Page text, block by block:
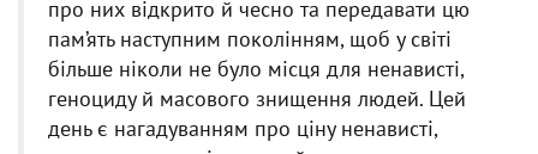
про них відкрито й чесно та передавати цю
пам’ять наступним поколінням, щоб у світі
більше ніколи не було місця для ненависті,
геноциду й масового знищення людей. Цей
день є нагадуванням про ціну ненависті,